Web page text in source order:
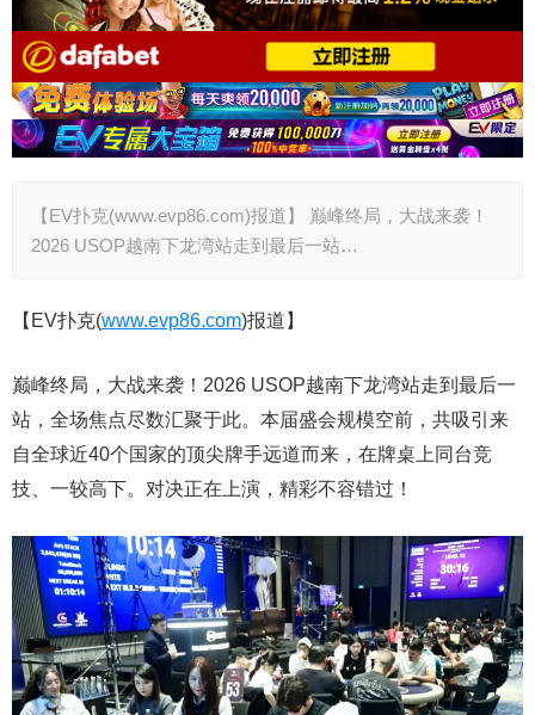
【EV扑克(www.evp86.com)报道】 巅峰终局，大战来袭！
2026 USOP越南下龙湾站走到最后一站…
【EV扑克(www.evp86.com)报道】
巅峰终局，大战来袭！2026 USOP越南下龙湾站走到最后一
站，全场焦点尽数汇聚于此。本届盛会规模空前，共吸引来
自全球近40个国家的顶尖牌手远道而来，在牌桌上同台竞
技、一较高下。对决正在上演，精彩不容错过！